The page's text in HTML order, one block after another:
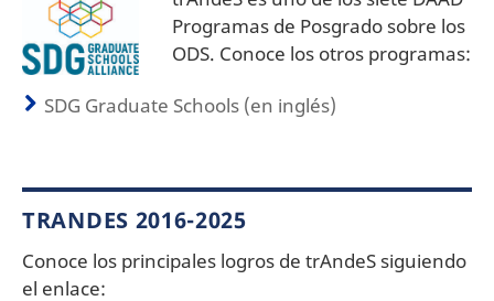
Programas de Posgrado sobre los
ODS. Conoce los otros programas:
SDG Graduate Schools (en inglés)
TRANDES 2016-2025
Conoce los principales logros de trAndeS siguiendo
el enlace: